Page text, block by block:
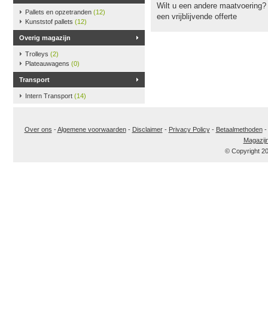
Pallets en opzetranden (12)
Kunststof pallets (12)
Overig magazijn
Trolleys (2)
Plateauwagens (0)
Transport
Intern Transport (14)
Wilt u een andere
een vrijblijvende offerte
Over ons -Algemene voorwaarden- Disclaimer- Privacy Policy- Betaalmethoden-
© Copyright